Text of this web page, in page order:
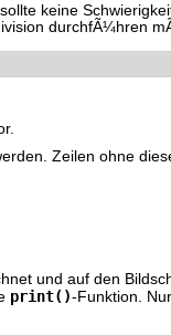
keine
durchfÃ¼hren
Zeilen ohne
und auf den
print()-Funktion.